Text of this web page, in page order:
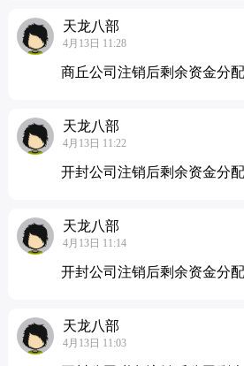
天龙八部
4月13日 11:28
商丘公司注销后剩余资金分
天龙八部
4月13日 11:22
开封公司注销后剩余资金分
天龙八部
4月13日 11:14
开封公司注销后剩余资金分
天龙八部
4月13日 11:03